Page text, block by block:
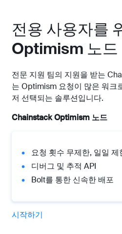
전용 사용자를
Optimism 노드
전문 지원 팀의 지원을 받는
는 Optimism 요청이 많은 워크
저 선택되는 솔루션입니다.
Chainstack Optimism 노드
요청 횟수 무제한, 일일 제
디버그 및 추적 API
Bolt를 통한 신속한 배포
시작하기